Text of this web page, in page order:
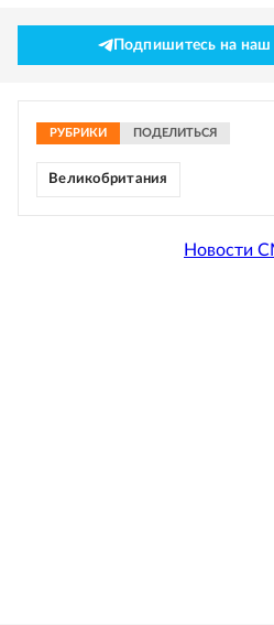
Подпишитесь на наш
РУБРИКИ ПОДЕЛИТЬСЯ
Великобритания
Новости